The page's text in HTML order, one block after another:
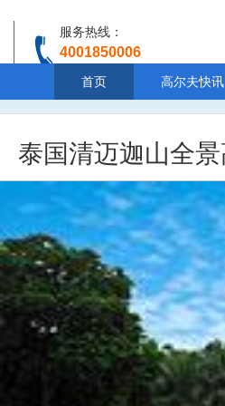
服务热线：
4001850006
首页 高尔夫快讯
泰国清迈迦山全